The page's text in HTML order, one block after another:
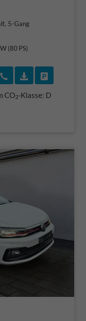
5-Gang
(80 PS)
vereinbaren
Wir rufen Sie an
CO2-Klasse: D